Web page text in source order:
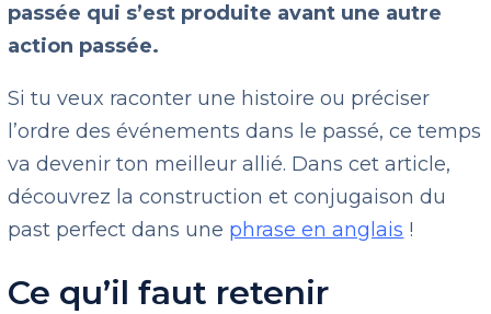
passée qui s’est produite avant une autre
action passée.
Si tu veux raconter une histoire ou préciser
l’ordre des événements dans le passé, ce temps
va devenir ton meilleur allié. Dans cet article,
découvrez la construction et conjugaison du
past perfect dans une phrase en anglais !
Ce qu’il faut retenir